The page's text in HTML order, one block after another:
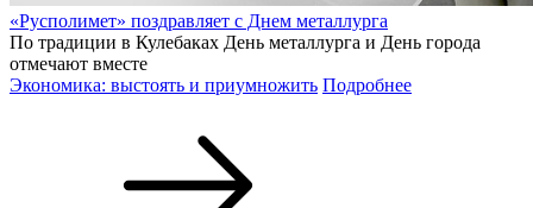
«Русполимет» поздравляет с Днем металлурга
По традиции в Кулебаках День металлурга и День города
отмечают вместе
Экономика: выстоять и приумножить Подробнее